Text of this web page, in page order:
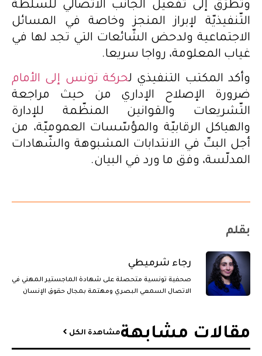
وتطرّق إلى تفعيل الجانب الاتّصالي للسلطة
التّنفيذيّة لإبراز المنجز وخاصة في المسائل
الاجتماعية ولدحض الشّائعات التي تجد لها في
غياب المعلومة، رواجا سريعا.
وأكد المكتب التنفيذي لحركة تونس إلى الأمام
ضرورة الإصلاح الإداري من حيث مراجعة
التّشريعات والقوانين المنظّمة للإدارة
والهياكل الرقابيّة والمؤسّسات العموميّة، من
أجل البتّ في الانتدابات المشبوهة والشّهادات
المدلّسة، وفق ما ورد في البيان.
بقلم
رجاء شرميطي
صحفية تونسية متحصلة على شهادة الماجستير المهني في
الاتصال السمعي البصري ومهتمة بمجال حقوق الإنسان
مقالات مشابهة​مشاهدة الكل